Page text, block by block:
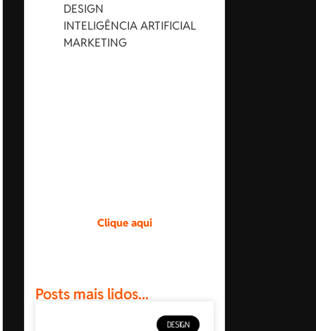
DESIGN
INTELIGÊNCIA ARTIFICIAL
MARKETING
Clique aqui
Posts mais lidos...
DESIGN